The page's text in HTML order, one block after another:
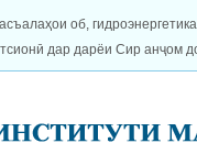
об,
дар дарёи Сир анҷом